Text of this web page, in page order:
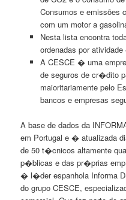
Consumos e emissões
com um motor a
Nesta lista encontra
ordenadas por atividade
A CESCE � uma
de seguros de cr�dito
maioritariamente pelo
bancos e empresas
A base de dados da
em Portugal e � atualizada
de 50 t�cnicos altamente
p�blicas e das pr�prias
� l�der espanhola Informa
do grupo CESCE,